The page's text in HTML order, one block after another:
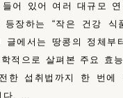
어 있어 여러 대규모 연
장하는 “작은 건강 식
글에서는 땅콩의 정체부
적으로 살펴본 주요 효
한 섭취법까지 한 번에
다. …